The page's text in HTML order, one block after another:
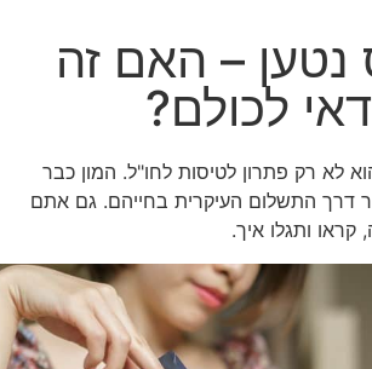
נטען – האם זה
לכולם?
לא רק פתרון לטיסות לחו"ל. המון כבר
התשלום העיקרית בחייהם. גם אתם
ותגלו איך.